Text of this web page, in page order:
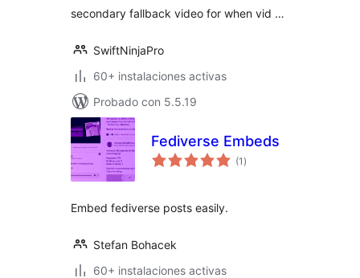
secondary fallback video for when vid …
SwiftNinjaPro
60+ instalaciones activas
Probado con 5.5.19
Fediverse Embeds
(1 valoraciones
en
)
Embed fediverse posts easily.
Stefan Bohacek
60+ instalaciones activas